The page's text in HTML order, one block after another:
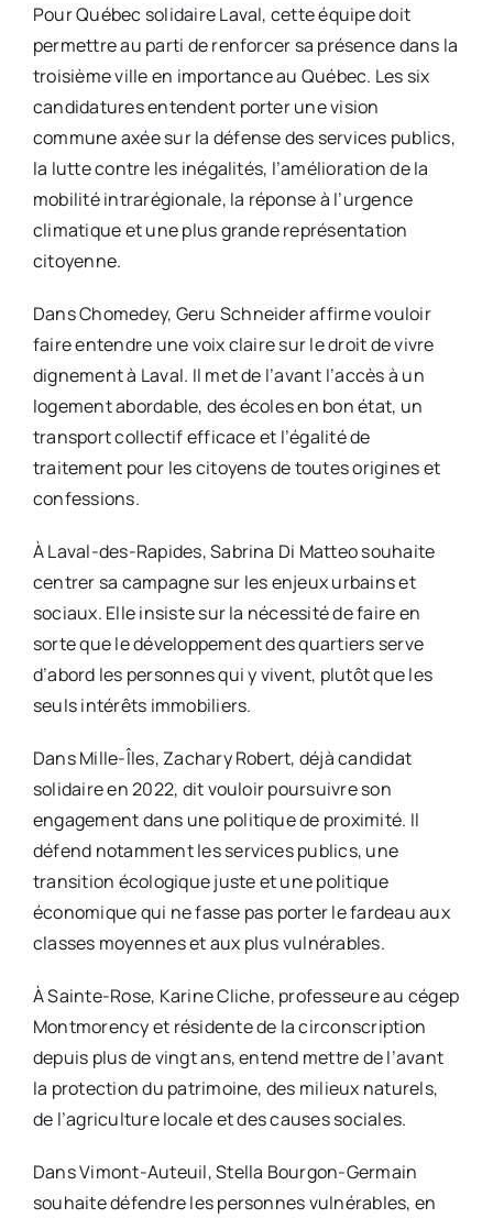
Pour Québec solidaire Laval, cette équipe doit
permettre au parti de renforcer sa présence dans la
troisième ville en importance au Québec. Les six
candidatures entendent porter une vision
commune axée sur la défense des services publics,
la lutte contre les inégalités, l’amélioration de la
mobilité intrarégionale, la réponse à l’urgence
climatique et une plus grande représentation
citoyenne.
Dans Chomedey, Geru Schneider affirme vouloir
faire entendre une voix claire sur le droit de vivre
dignement à Laval. Il met de l’avant l’accès à un
logement abordable, des écoles en bon état, un
transport collectif efficace et l’égalité de
traitement pour les citoyens de toutes origines et
confessions.
À Laval-des-Rapides, Sabrina Di Matteo souhaite
centrer sa campagne sur les enjeux urbains et
sociaux. Elle insiste sur la nécessité de faire en
sorte que le développement des quartiers serve
d’abord les personnes qui y vivent, plutôt que les
seuls intérêts immobiliers.
Dans Mille-Îles, Zachary Robert, déjà candidat
solidaire en 2022, dit vouloir poursuivre son
engagement dans une politique de proximité. Il
défend notamment les services publics, une
transition écologique juste et une politique
économique qui ne fasse pas porter le fardeau aux
classes moyennes et aux plus vulnérables.
À Sainte-Rose, Karine Cliche, professeure au cégep
Montmorency et résidente de la circonscription
depuis plus de vingt ans, entend mettre de l’avant
la protection du patrimoine, des milieux naturels,
de l’agriculture locale et des causes sociales.
Dans Vimont-Auteuil, Stella Bourgon-Germain
souhaite défendre les personnes vulnérables, en